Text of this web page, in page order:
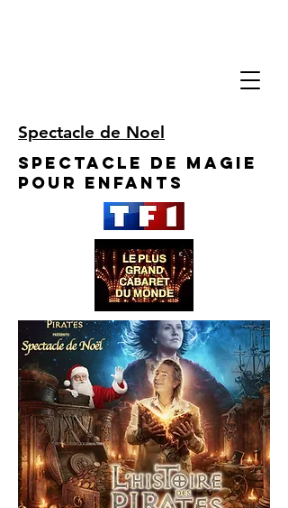
Spectacle de Noel
Spectacle de Magie
pour enfants